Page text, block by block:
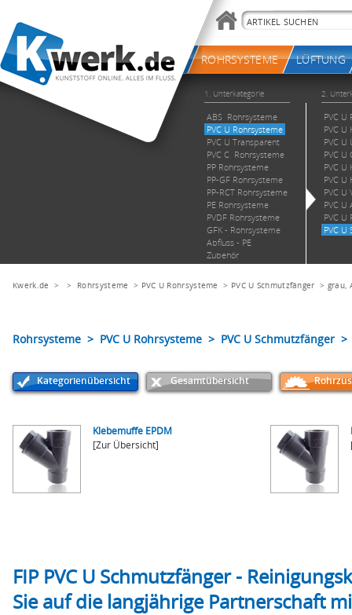
Kwerk.de > > Rohrsysteme > PVC U Rohrsysteme > PVC U Schmutzfänger > grau,
Rohrsysteme > PVC U Rohrsysteme > PVC U Schmutzfänger
Kategorienübersicht Gesamtübersicht
Klebemuffe EPDM
[Zur Übersicht]
FIP PVC U Schmutzfänger -
Sie auf die langjährige Partnerschaft